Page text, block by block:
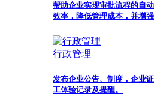
帮助企业实现审批流程的自
效率，降低管理成本，并增
行政管理
发布企业公告、制度，企业
工体验记录及提醒。